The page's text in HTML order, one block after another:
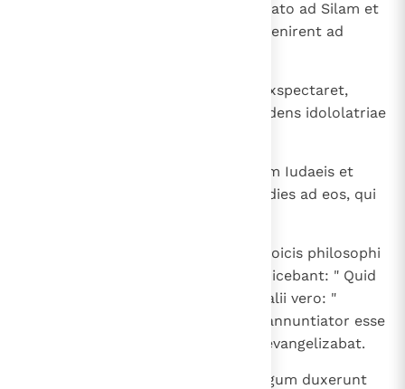
usque Athenas; et accepto mandato ad Silam et
Timotheum, ut quam celerrime venirent ad
Paulus autem cum Athenis eos exspectaret,
irritabatur spiritus eius in ipso videns idololatriae
Disputabat igitur in synagoga cum Iudaeis et
colentibus et in foro per omnes dies ad eos, qui
Quidam autem ex Epicureis et Stoicis philosophi
disserebant cum eo. Et quidam dicebant: " Quid
vult seminiverbius hic dicere? "; alii vero: "
Novorum daemoniorum videtur annuntiator esse
", quia Iesum et resurrectionem evangelizabat.
Et apprehensum eum ad Areopagum duxerunt